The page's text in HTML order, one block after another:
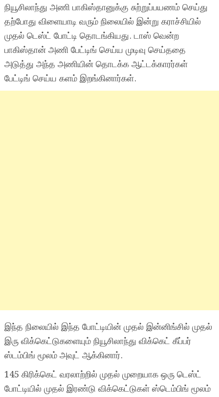
நியூசிலாந்து அணி பாகிஸ்தானுக்கு சுற்றுப்பயணம் செய்து
தற்போது விளையாடி வரும் நிலையில் இன்று கராச்சியில்
முதல் டெஸ்ட் போட்டி தொடங்கியது. டாஸ் வென்ற
பாகிஸ்தான் அணி பேட்டிங் செய்ய முடிவு செய்ததை
அடுத்து அந்த அணியின் தொடக்க ஆட்டக்காரர்கள்
பேட்டிங் செய்ய களம் இறங்கினார்கள்.
இந்த நிலையில் இந்த போட்டியின் முதல் இன்னிங்சில் முதல்
இரு விக்கெட்டுகளையும் நியூசிலாந்து விக்கெட் கீப்பர்
ஸ்டம்பிங் மூலம் அவுட் ஆக்கினார்.
145 கிரிக்கெட் வரலாற்றில் முதல் முறையாக ஒரு டெஸ்ட்
போட்டியில் முதல் இரண்டு விக்கெட்டுகள் ஸ்டெம்பிங் மூலம்